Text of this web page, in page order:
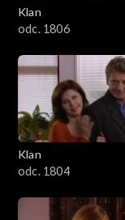
Klan
odc. 1806
Klan
odc. 1804